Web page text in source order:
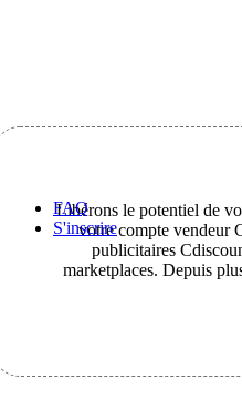
FAQ
S'inscrire
Libérons le potentiel de
votre compte vendeur
publicitaires
marketplaces. Depuis